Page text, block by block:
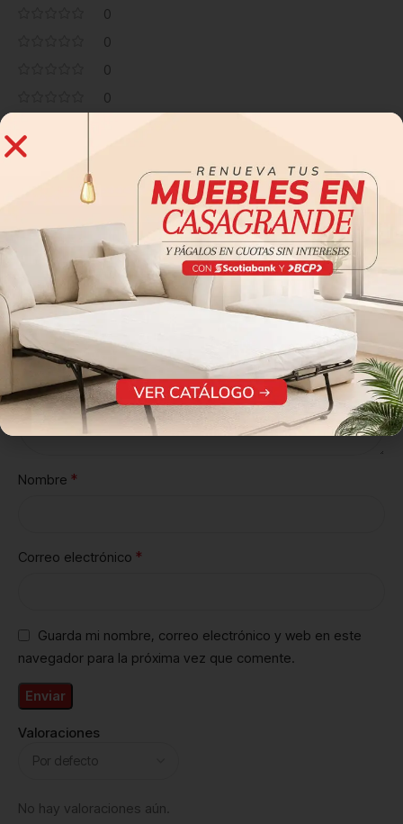
0
0
0
0
Valoraciones
No hay valoraciones aún.
Sé el primero en valorar “Vitrina Houston – Nogal”
Tu dirección de correo electrónico no será publicada. Los
campos obligatorios están marcados con*
Tu puntuación
Tu valoración
Nombre *
Correo electrónico *
Guarda mi nombre, correo electrónico y web en este
navegador para la próxima vez que comente.